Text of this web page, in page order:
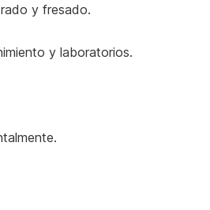
y fresado.
y laboratorios.